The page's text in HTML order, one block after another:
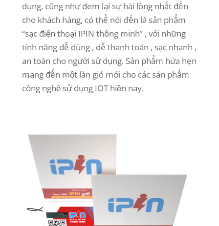
dụng, cũng như đem lại sự hài lòng nhất đến
cho khách hàng, có thể nói đến là sản phẩm
“sạc điện thoại IPIN thông minh” , với những
tính năng dễ dùng , dễ thanh toán , sạc nhanh ,
an toàn cho người sử dụng. Sản phẩm hứa hẹn
mang đến một làn gió mới cho các sản phẩm
công nghệ sử dụng IOT hiện nay.